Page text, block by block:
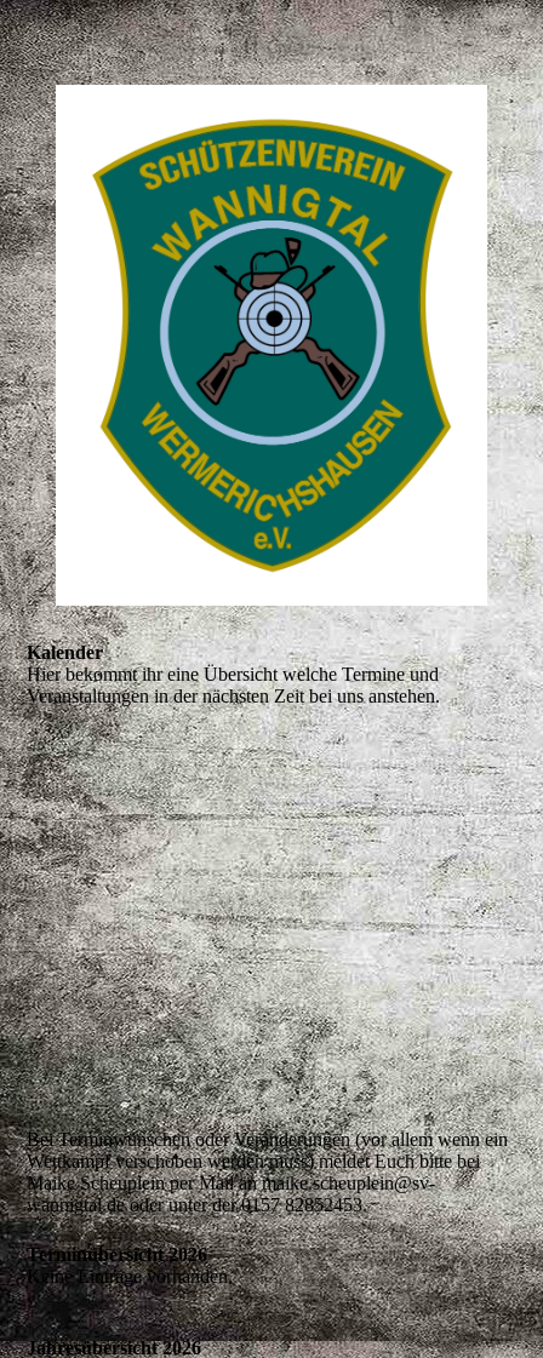
Kalender
Hier bekommt ihr eine Übersicht welche Termine und
Veranstaltungen in der nächsten Zeit bei uns anstehen.
Bei Terminwünschen oder Veränderungen (vor allem wenn ein
Wettkampf verschoben werden muss) meldet Euch bitte bei
Maike Scheuplein per Mail an maike.scheuplein@sv-
wannigtal.de oder unter der 0157 82852453.
Terminübersicht 2026
Keine Einträge vorhanden.
Jahresübersicht 2026